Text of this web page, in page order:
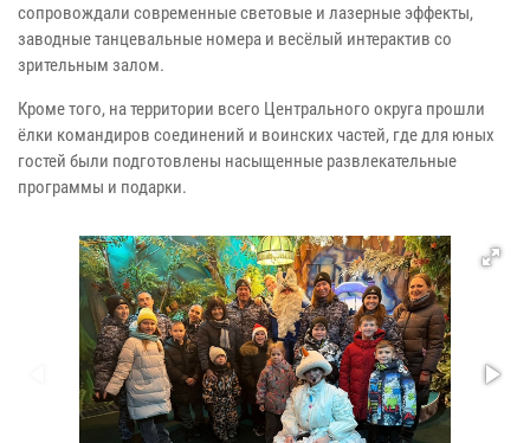
сопровождали современные световые и лазерные эффекты,
заводные танцевальные номера и весёлый интерактив со
зрительным залом.
Кроме того, на территории всего Центрального округа прошли
ёлки командиров соединений и воинских частей, где для юных
гостей были подготовлены насыщенные развлекательные
программы и подарки.